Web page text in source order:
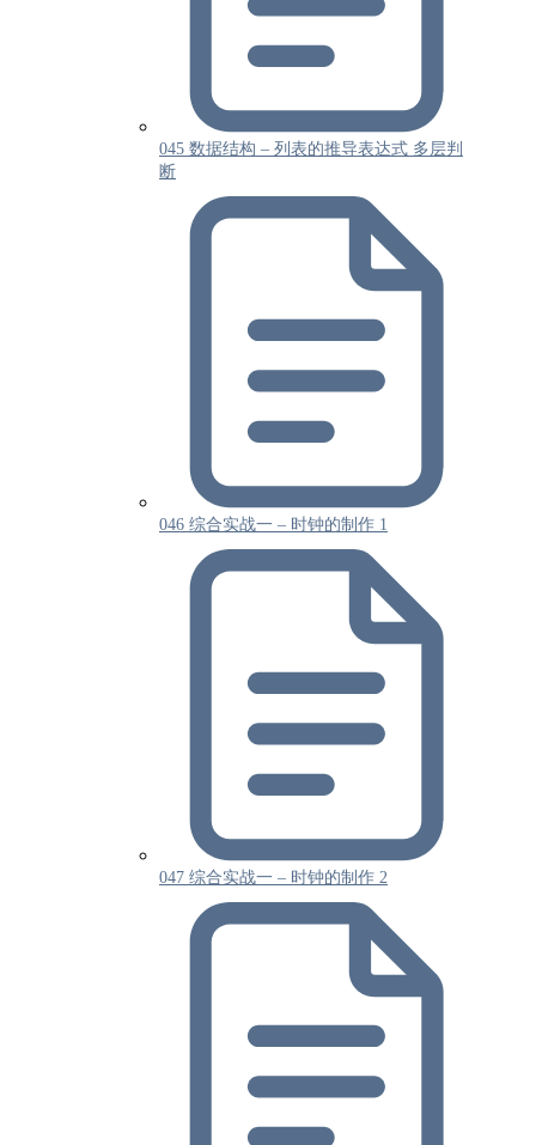
045 数据结构 – 列表的推导表达式 多层判
断
046 综合实战一 – 时钟的制作 1
047 综合实战一 – 时钟的制作 2